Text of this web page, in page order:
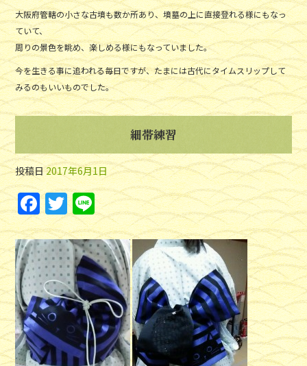
大阪府管轄の小さな古墳も数か所あり、墳墓の上に直接登れる様にもなっ
ていて、
周りの景色を眺め、楽しめる様にもなっていました。
今を生きる事に追われる毎日ですが、たまには古代にタイムスリップして
みるのもいいものでした。
細帯練習
投稿日2017年6月1日
F
a
c
e
b
o
o
k
T
w
itt
er
Li
n
e